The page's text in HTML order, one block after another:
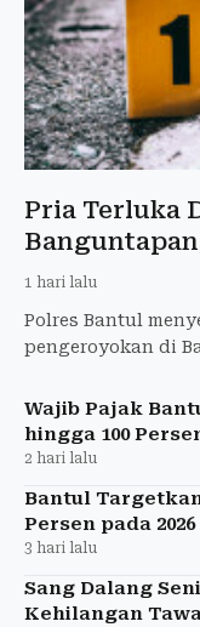
Pria Terluka
1 hari lalu
Polres Bantul
pengeroyokan di
Wajib Pajak
hingga 100
2 hari lalu
Bantul
Persen pada 2026
3 hari lalu
Sang Dalang
Kehilangan